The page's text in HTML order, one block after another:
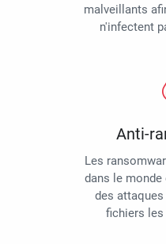
malveillants
n'infectent
Anti-
Les
dans le
des
fichiers les